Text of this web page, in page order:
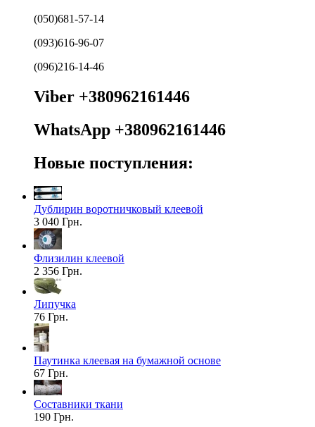
(050)681-57-14
(093)616-96-07
(096)216-14-46
Viber +380962161446
WhatsApp +380962161446
Новые поступления:
Дублирин воротничковый клеевой
3 040 Грн.
Флизилин клеевой
2 356 Грн.
Липучка
76 Грн.
Паутинка клеевая на бумажной основе
67 Грн.
Составники ткани
190 Грн.